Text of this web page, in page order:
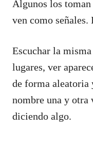
Algunos los
ven como señales.
Escuchar la
lugares, ver
de forma aleatoria
nombre una y otra
diciendo algo.